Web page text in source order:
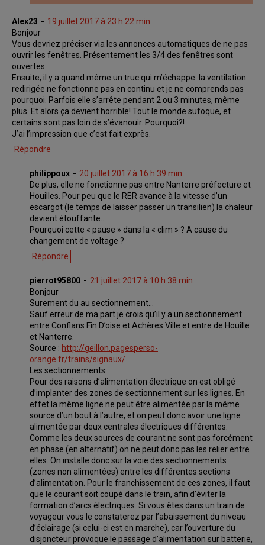
Alex23
19 juillet 2017 à 23 h 22 min
Bonjour
Vous devriez préciser via les annonces automatiques de ne pas
ouvrir les fenêtres. Présentement les 3/4 des fenêtres sont
ouvertes.
Ensuite, il y a quand même un truc qui m’échappe: la ventilation
redirigée ne fonctionne pas en continu et je ne comprends pas
pourquoi. Parfois elle s’arrête pendant 2 ou 3 minutes, même
plus. Et alors ça devient horrible! Tout le monde sufoque, et
certains sont pas loin de s’évanouir. Pourquoi?!
J’ai l’impression que c’est fait exprès.
Répondre
philippoux
20 juillet 2017 à 16 h 39 min
De plus, elle ne fonctionne pas entre Nanterre préfecture et
Houilles. Pour peu que le RER avance à la vitesse d’un
escargot (le temps de laisser passer un transilien) la chaleur
devient étouffante…
Pourquoi cette « pause » dans la « clim » ? A cause du
changement de voltage ?
Répondre
pierrot95800
21 juillet 2017 à 10 h 38 min
Bonjour
Surement du au sectionnement…
Sauf erreur de ma part je crois qu’il y a un sectionnement
entre Conflans Fin D’oise et Achères Ville et entre de Houille
et Nanterre.
Source : http://geillon.pagesperso-
orange.fr/trains/signaux/
Les sectionnements.
Pour des raisons d’alimentation électrique on est obligé
d’implanter des zones de sectionnement sur les lignes. En
effet la même ligne ne peut être alimentée par la même
source d’un bout à l’autre, et on peut donc avoir une ligne
alimentée par deux centrales électriques différentes.
Comme les deux sources de courant ne sont pas forcément
en phase (en alternatif) on ne peut donc pas les relier entre
elles. On installe donc sur la voie des sectionnements
(zones non alimentées) entre les différentes sections
d’alimentation. Pour le franchissement de ces zones, il faut
que le courant soit coupé dans le train, afin d’éviter la
formation d’arcs électriques. Si vous êtes dans un train de
voyageur vous le constaterez par l’abaissement du niveau
d’éclairage (si celui-ci est en marche), car l’ouverture du
disjoncteur provoque le passage d’alimentation sur batterie,